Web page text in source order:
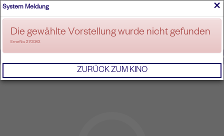
ANMELDEN
×
System Meldung
Die gewählte Vorstellung wurde nicht gefunden
ErrorNo. 270083
ZURÜCK ZUM KINO